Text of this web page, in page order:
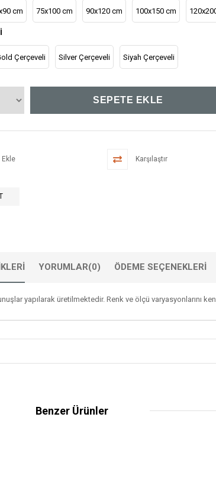
cm 75x100 cm 90x120 cm 100x150 cm
Çerçeveli Silver Çerçeveli Siyah Çerçeveli
Ekle Karşılaştır
YORUMLAR(0) ÖDEME SEÇENEKLERI
yapılarak üretilmektedir. Renk ve ölçü varyasyonlarını
Benzer Ürünler